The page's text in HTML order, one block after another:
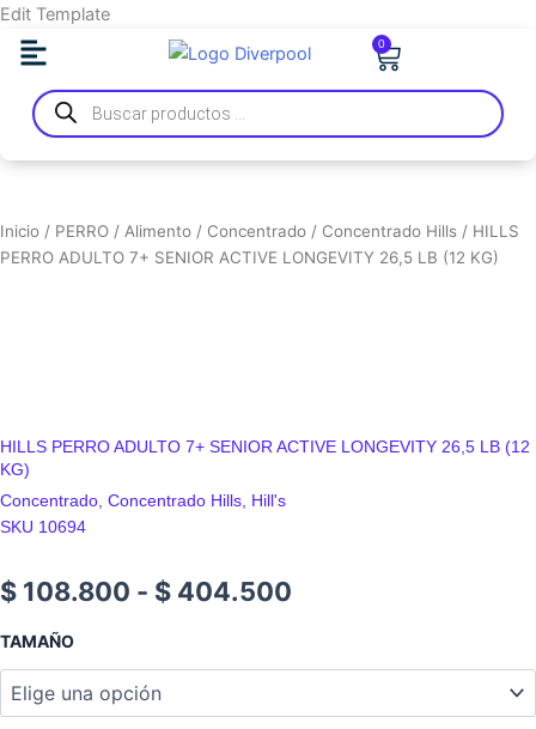
Ir
contenido
Edit Template
0
Carrito
Búsqueda
de
productos
Inicio / PERRO / Alimento / Concentrado / Concentrado Hills / HILLS
PERRO ADULTO 7+ SENIOR ACTIVE LONGEVITY 26,5 LB (12 KG)
HILLS PERRO ADULTO 7+ SENIOR ACTIVE LONGEVITY 26,5 LB (12
KG)
Concentrado, Concentrado Hills, Hill's
SKU 10694
$ 108.800 - $ 404.500
precios:
desde
TAMAÑO
HILLS
ADULTO
7+